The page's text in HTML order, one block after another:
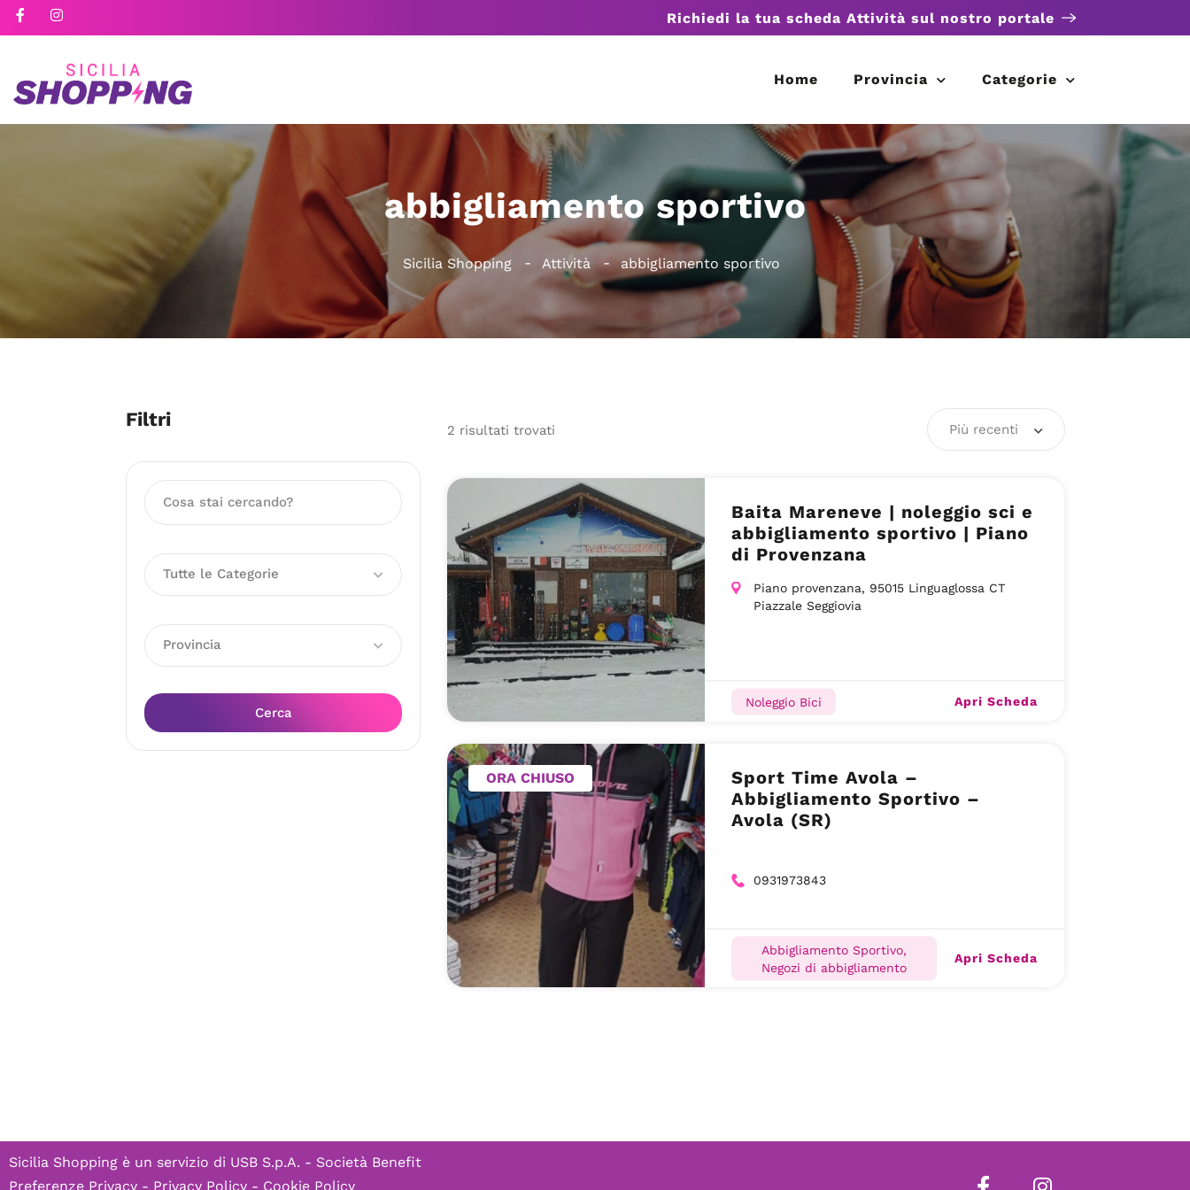
Richiedi la tua scheda Attività sul nostro portale
Home Provincia Categorie
abbigliamento sportivo
Sicilia Shopping Attività abbigliamento sportivo
Filtri
Tutte le Categorie
Provincia
Cerca
2 risultati trovati Più recenti
Baita Mareneve | noleggio sci e
abbigliamento sportivo | Piano
di Provenzana
Piano provenzana, 95015 Linguaglossa CT
Piazzale Seggiovia
Noleggio Bici Apri Scheda
ORA CHIUSO
Sport Time Avola –
Abbigliamento Sportivo –
Avola (SR)
0931973843
Abbigliamento Sportivo,
Negozi di abbigliamento
Apri Scheda
Sicilia Shopping è un servizio di USB S.p.A. - Società Benefit
Preferenze Privacy - Privacy Policy - Cookie Policy